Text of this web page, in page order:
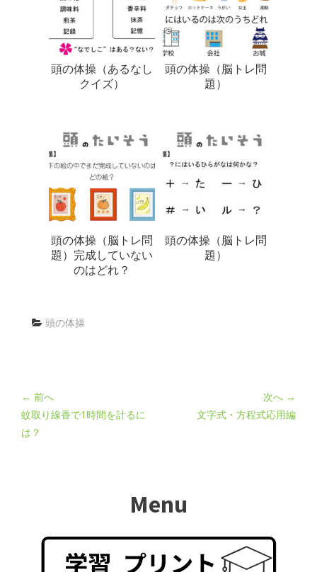
頭の体操（あるなし
クイズ）
頭の体操（脳トレ問
題）
頭の体操（脳トレ問
題）完成していない
のはどれ？
頭の体操（脳トレ問
題）
頭の体操
← 前へ
蚊取り線香で1時間を計るに
は？
次へ →
文字式・方程式応用編
Menu